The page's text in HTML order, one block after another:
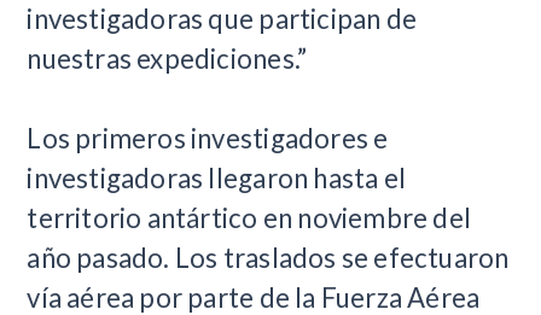
investigadoras que participan de
nuestras expediciones.”
Los primeros investigadores e
investigadoras llegaron hasta el
territorio antártico en noviembre del
año pasado. Los traslados se efectuaron
vía aérea por parte de la Fuerza Aérea